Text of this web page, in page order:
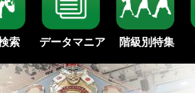
索 データマニア 階級別特集